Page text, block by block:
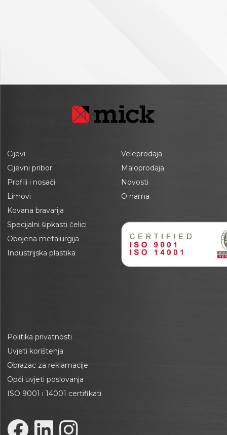
Cijevi
Cijevni pribor
Profili i nosači
Limovi
Kovana bravarija
Specijalni šipkasti čelici
Obojena metalurgija
Industrijska plastika
Veleprodaja
Maloprodaja
Novosti
O nama
Politika privatnosti
Uvjeti korištenja
Obrazac za reklamacije
Opći uvjeti poslovanja
ISO 9001 i 14001 certifikati